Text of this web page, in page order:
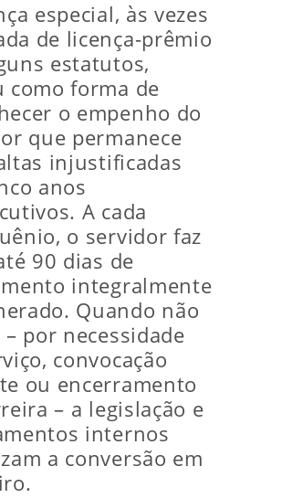
especial, às vezes
de licença-prêmio
estatutos,
como forma de
o empenho do
que permanece
injustificadas
anos
A cada
o servidor faz
90 dias de
integralmente
Quando não
por necessidade
convocação
ou encerramento
– a legislação e
internos
a conversão em